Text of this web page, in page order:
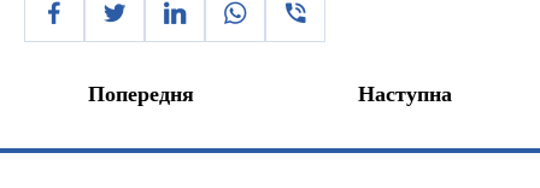
Попередня Наступна